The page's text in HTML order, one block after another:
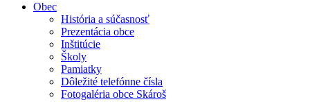
Obec
História a súčasnosť
Prezentácia obce
Inštitúcie
Školy
Pamiatky
Dôležité telefónne čísla
Fotogaléria obce Skároš